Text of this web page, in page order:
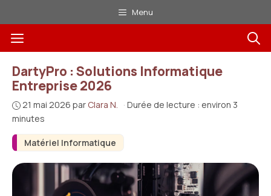
au
contenu
Menu
Menu
Matériel Informatique
DartyPro : Solutions Informatique
Entreprise 2026
21 mai 2026 par Clara N. · Durée de lecture : environ 3
minutes